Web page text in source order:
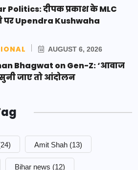
Politics: दीपक प्रकाश के MLC
Upendra Kushwaha
AUGUST 6, 2026
Bhagwat on Gen-Z: ‘आवाज
जाए तो आंदोलन
Amit Shah (13)
Bihar news (12)